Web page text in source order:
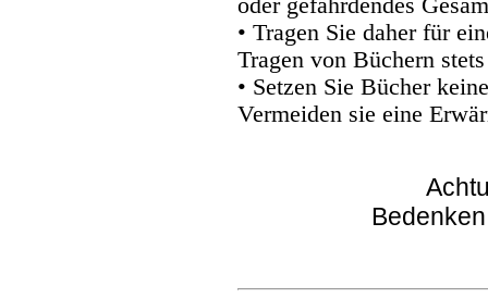
oder gefährdendes
• Tragen Sie daher für
Tragen von Büchern
• Setzen Sie Bücher
Vermeiden sie eine